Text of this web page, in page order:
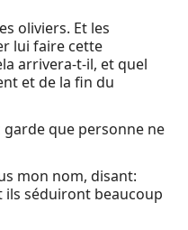
oliviers. Et les
lui faire cette
arrivera-t-il, et quel
et de la fin du
garde que personne ne
mon nom, disant:
ils séduiront beaucoup